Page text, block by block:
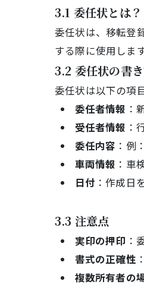
3.1 委任状とは？
委任状は、移転登
する際に使用します
3.2 委任状の書
委任状は以下の項
委任者情報 ：
受任者情報 ：
委任内容 ：例
車両情報 ：車
日付 ：作成日
3.3 注意点
実印の押印 ：
書式の正確性
複数所有者の